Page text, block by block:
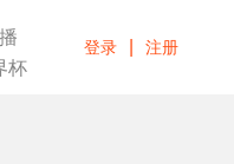
杯
登录 注册